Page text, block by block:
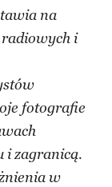
na
i
fotografie
i zagranicą.
w